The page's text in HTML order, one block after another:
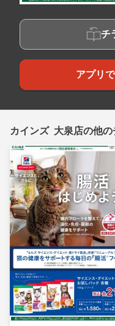
チ
アプリ
カインズ 大泉店の他の